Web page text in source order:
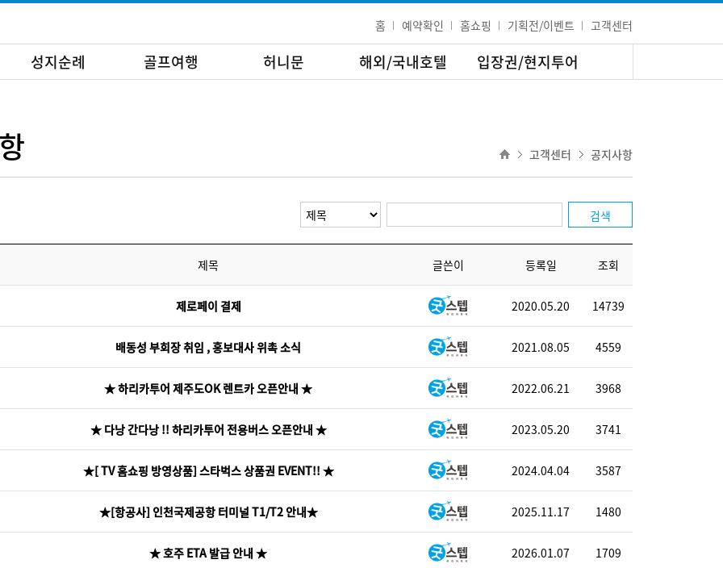
홈 예약확인 홈쇼핑 기획전/이벤트 고객센터
성지순례 골프여행 허니문 해외/국내호텔 입장권/현지투어
고객센터 공지사항
검색
제목 글쓴이 등록일 조회
제로페이 결제 2020.05.20 14739
배동성 부회장 취임 , 홍보대사 위촉 소식 2021.08.05 4559
★ 하리카투어 제주도OK 렌트카 오픈안내 ★ 2022.06.21 3968
★ 다낭 간다낭 !! 하리카투어 전용버스 오픈안내 ★ 2023.05.20 3741
★[ TV 홈쇼핑 방영상품] 스타벅스 상품권 EVENT!! ★ 2024.04.04 3587
★[항공사] 인천국제공항 터미널 T1/T2 안내★ 2025.11.17 1480
★ 호주 ETA 발급 안내 ★ 2026.01.07 1709